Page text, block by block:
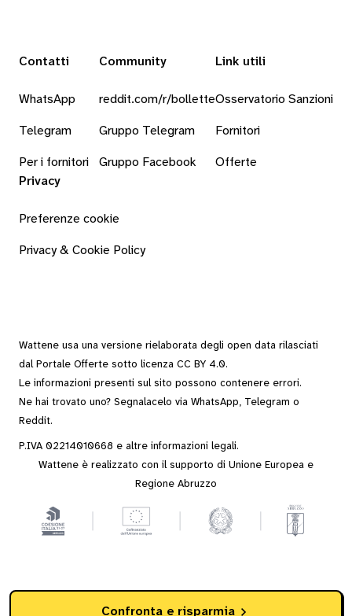
Confronta e risparmia
Contatti
WhatsApp
Telegram
Per i fornitori
Community
reddit.com/r/bollette
Gruppo Telegram
Gruppo Facebook
Link utili
Osservatorio Sanzioni
Fornitori
Offerte
Privacy
Preferenze cookie
Privacy & Cookie Policy
Wattene usa una versione rielaborata degli open data rilasciati
dal Portale Offerte sotto licenza CC BY 4.0.
Le informazioni presenti sul sito possono contenere errori.
Ne hai trovato uno? Segnalacelo via WhatsApp, Telegram o
Reddit.
P.IVA 02214010668 e altre informazioni legali.
Wattene è realizzato con il supporto di Unione Europea e
Regione Abruzzo